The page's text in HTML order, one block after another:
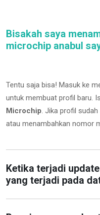
Bisakah saya
microchip anabul
Tentu saja bisa! Masuk ke
untuk membuat profil baru.
Microchip. Jika profil sudah
atau menambahkan nomor
Ketika terjadi
yang terjadi pada